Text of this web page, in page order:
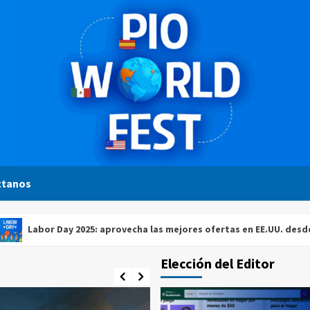
Day 2025: aprovecha las mejores ofertas en EE.UU. desde
Elección del Editor